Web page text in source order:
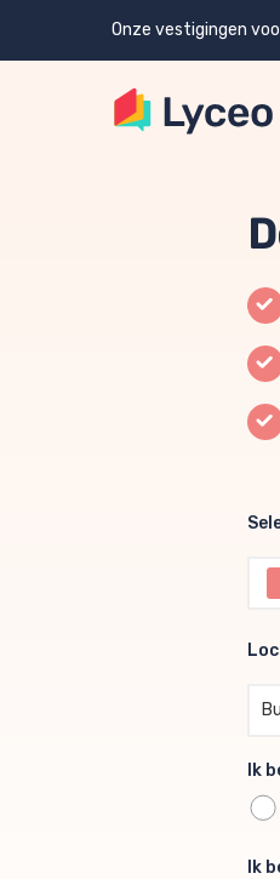
Onze vestigingen
Ik
Ik